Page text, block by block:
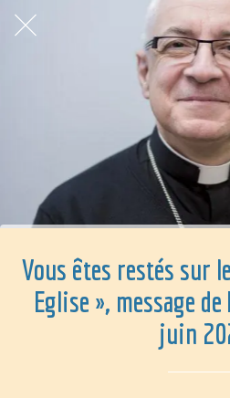
Vous êtes restés sur
Eglise », message
juin